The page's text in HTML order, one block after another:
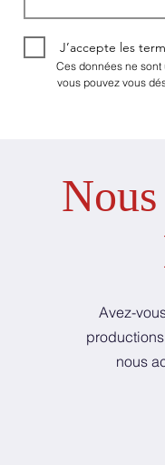
J’accepte les
Ces données ne
vous pouvez vous
Avez-
nous